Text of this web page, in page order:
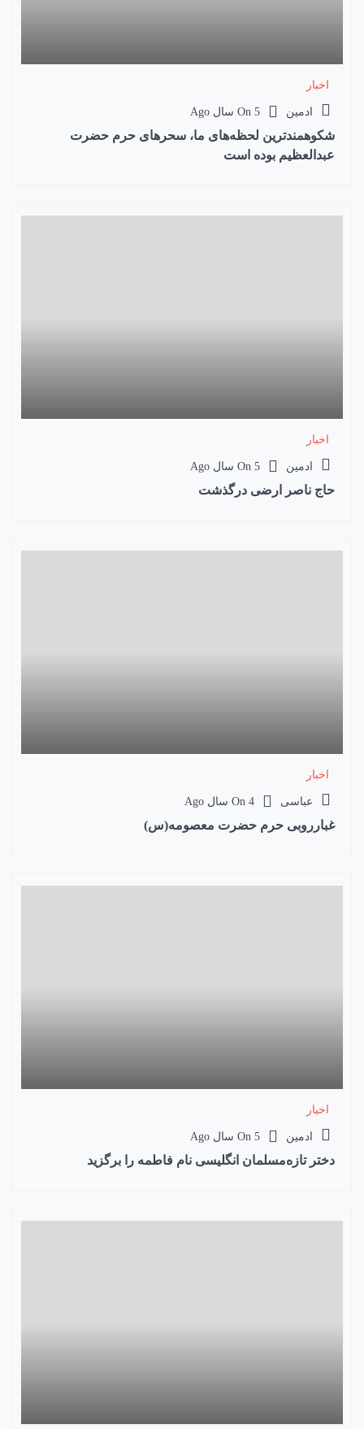
اخبار
ادمین On 5 سال Ago
شکوهمندترین لحظه‌های ما، سحرهای حرم حضرت
عبدالعظیم بوده است
اخبار
ادمین On 5 سال Ago
حاج ناصر ارضی درگذشت
اخبار
عباسی On 4 سال Ago
غبارروبی حرم حضرت معصومه(س)
اخبار
ادمین On 5 سال Ago
دختر تازه‌مسلمان انگلیسی نام فاطمه را برگزید